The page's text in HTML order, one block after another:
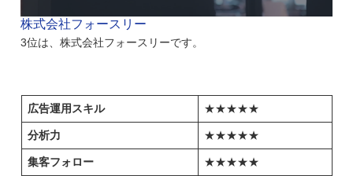
株式会社フォースリー
3位は、株式会社フォースリーです。
広告運用スキル ★★★★★
分析力 ★★★★★
集客フォロー ★★★★★